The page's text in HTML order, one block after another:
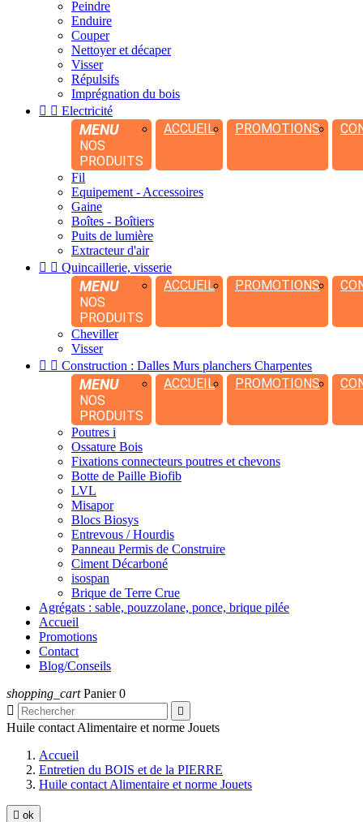
Peindre
Enduire
Couper
Nettoyer et décaper
Visser
Répulsifs
Imprégnation du bois
  Electricité
MENU
NOS
PRODUITS
ACCUEIL PROMOTIONS
Fil
Equipement - Accessoires
Gaine
Boîtes - Boîtiers
Puits de lumière
Extracteur d'air
  Quincaillerie, visserie
MENU
NOS
PRODUITS
ACCUEIL PROMOTIONS
Cheviller
Visser
  Construction : Dalles Murs planchers Charpentes
MENU
NOS
PRODUITS
ACCUEIL PROMOTIONS
Poutres i
Ossature Bois
Fixations connecteurs poutres et chevons
Botte de Paille Biofib
LVL
Misapor
Blocs Biosys
Entrevous / Hourdis
Panneau Permis de Construire
Ciment Décarboné
isospan
Brique de Terre Crue
Agrégats : sable, pouzzolane, ponce, brique pilée
Accueil
Promotions
Contact
Blog/Conseils
shopping_cart Panier 0


Huile contact Alimentaire et norme Jouets
Accueil
Entretien du BOIS et de la PIERRE
Huile contact Alimentaire et norme Jouets
 ok